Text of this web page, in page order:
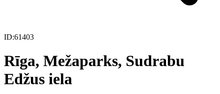
ID:61403
Rīga, Mežaparks, Sudrabu
Edžus iela